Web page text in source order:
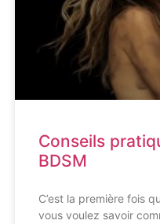
Conseils
BDSM
C’est la première fois
vous voulez savoir